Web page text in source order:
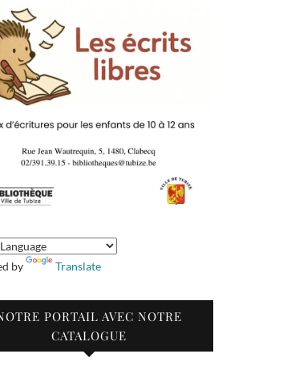
by Translate
PORTAIL AVEC NOTRE
CATALOGUE